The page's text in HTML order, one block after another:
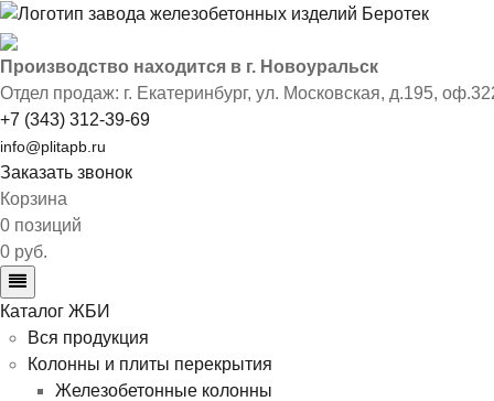
Производство находится в г. Новоуральск
Отдел продаж: г. Екатеринбург, ул. Московская, д.195,
+7 (343) 312-39-69
info@plitapb.ru
Заказать звонок
Корзина
0 позиций
0 руб.
Каталог ЖБИ
Вся продукция
Колонны и плиты перекрытия
Железобетонные колонны